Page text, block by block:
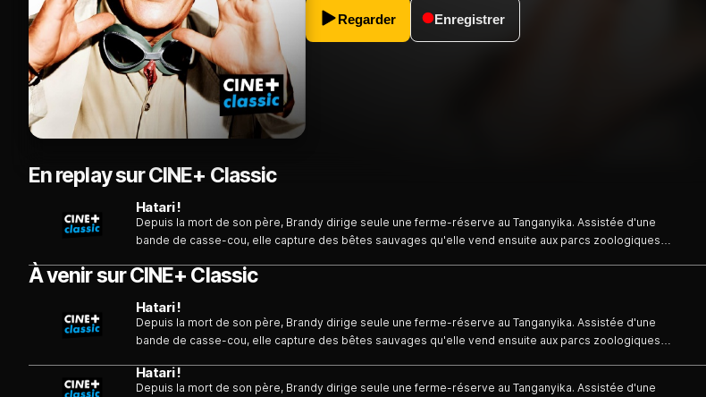
Regarder Enregistrer
En replay sur CINE+ Classic
Hatari !
Depuis la mort de son père, Brandy dirige seule une ferme-réserve au Tanganyika. Assistée d'une
bande de casse-cou, elle capture des bêtes sauvages qu'elle vend ensuite aux parcs zoologiques
locale...
À venir sur CINE+ Classic
Hatari !
Depuis la mort de son père, Brandy dirige seule une ferme-réserve au Tanganyika. Assistée d'une
bande de casse-cou, elle capture des bêtes sauvages qu'elle vend ensuite aux parcs zoologiques
locale...
Hatari !
Depuis la mort de son père, Brandy dirige seule une ferme-réserve au Tanganyika. Assistée d'une